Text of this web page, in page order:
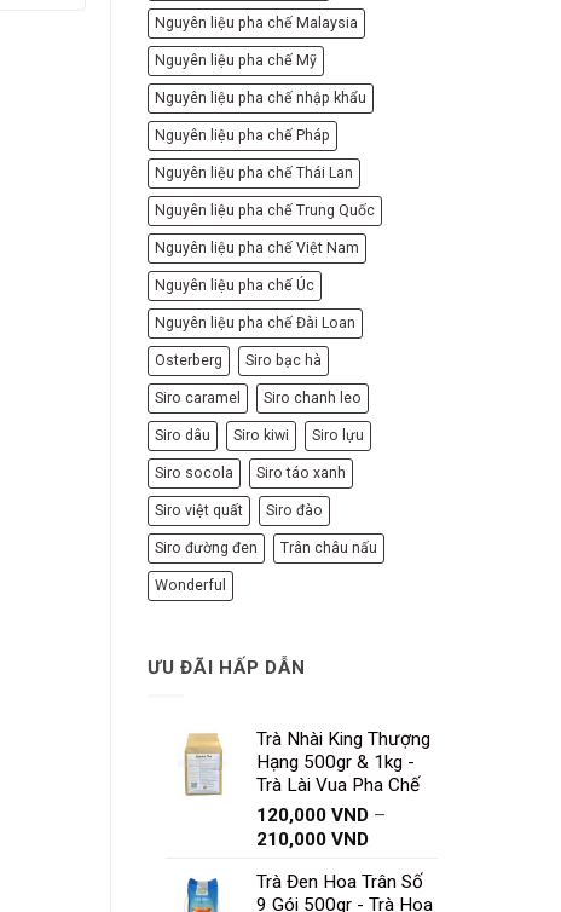
Nguyên liệu pha chế Malaysia
Nguyên liệu pha chế Mỹ
Nguyên liệu pha chế nhập khẩu
Nguyên liệu pha chế Pháp
Nguyên liệu pha chế Thái Lan
Nguyên liệu pha chế Trung Quốc
Nguyên liệu pha chế Việt Nam
Nguyên liệu pha chế Úc
Nguyên liệu pha chế Đài Loan
Osterberg Siro bạc hà
Siro caramel Siro chanh leo
Siro dâu Siro kiwi Siro lựu
Siro socola Siro táo xanh
Siro việt quất Siro đào
Siro đường đen Trân châu nấu
Wonderful
ƯU ĐÃI HẤP DẪN
Trà Nhài King Thượng
Hạng 500gr & 1kg -
Trà Lài Vua Pha Chế
120,000 VND –
210,000 VNDKhoảng
từ
Trà Đen Hoa Trân Số
9 Gói 500gr - Trà Hoa